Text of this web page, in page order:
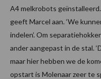
A4 melkrobots
geeft Marcel aan. ‘We
indelen’. Om
ander aangepast in de stal.
maar hier hebben we de
opstart is Molenaar zeer te